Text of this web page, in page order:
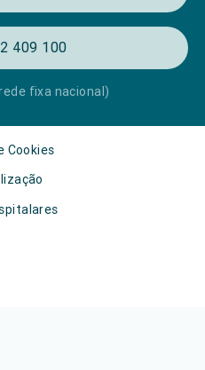
409 100
fixa nacional)
Cookies